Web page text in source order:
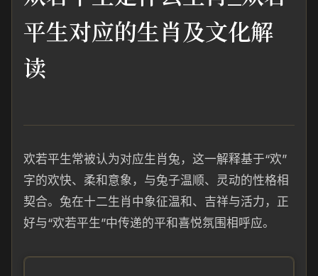
平生对应的生肖及文化解
读
欢若平生常被认为对应生肖兔，这一解释基于“欢”
字的欢快、柔和意象，与兔子温顺、灵动的性格相
契合。兔在十二生肖中象征温和、吉祥与活力，正
好与“欢若平生”中传递的平和喜悦氛围相呼应。